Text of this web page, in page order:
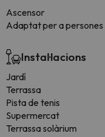
Ascensor
Adaptat per a
Instal·lacions
Jardí
Terrassa
Pista de tenis
Supermercat
Terrassa solàrium